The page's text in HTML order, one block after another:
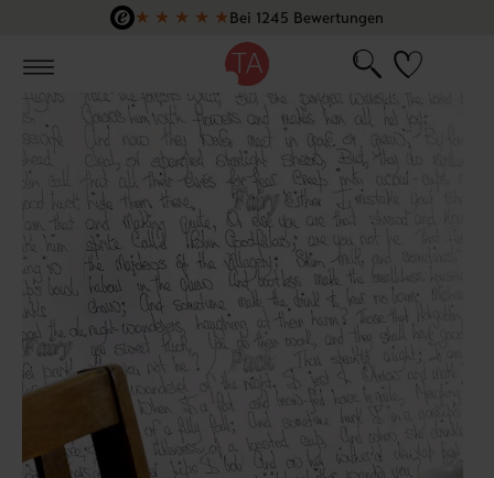
Zum Hauptinhalt springen
★ ★ ★ ★ ★Bei 1245 Bewertungen